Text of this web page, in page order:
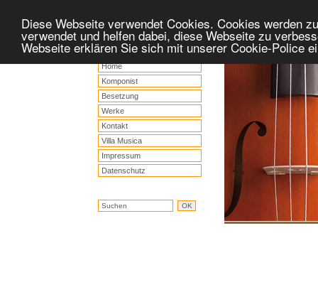
Diese Webseite verwendet Cookies. Cookies werden
verwendet und helfen dabei, diese Webseite zu
Webseite erklären Sie sich mit unserer Cookie-Police
Home
Komponist
Besetzung
Werke
Kontakt
Villa Musica
Impressum
Datenschutz